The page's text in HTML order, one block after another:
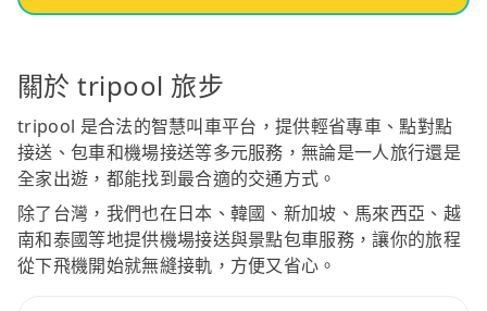
關於 tripool 旅步
tripool 是合法的智慧叫車平台，提供輕省專車、點對點
接送、包車和機場接送等多元服務，無論是一人旅行還是
全家出遊，都能找到最合適的交通方式。
除了台灣，我們也在日本、韓國、新加坡、馬來西亞、越
南和泰國等地提供機場接送與景點包車服務，讓你的旅程
從下飛機開始就無縫接軌，方便又省心。